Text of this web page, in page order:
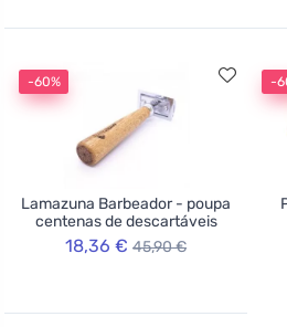
-60%
Lamazuna Barbeador - poupa
centenas de descartáveis
18,36 € 45,90 €
-